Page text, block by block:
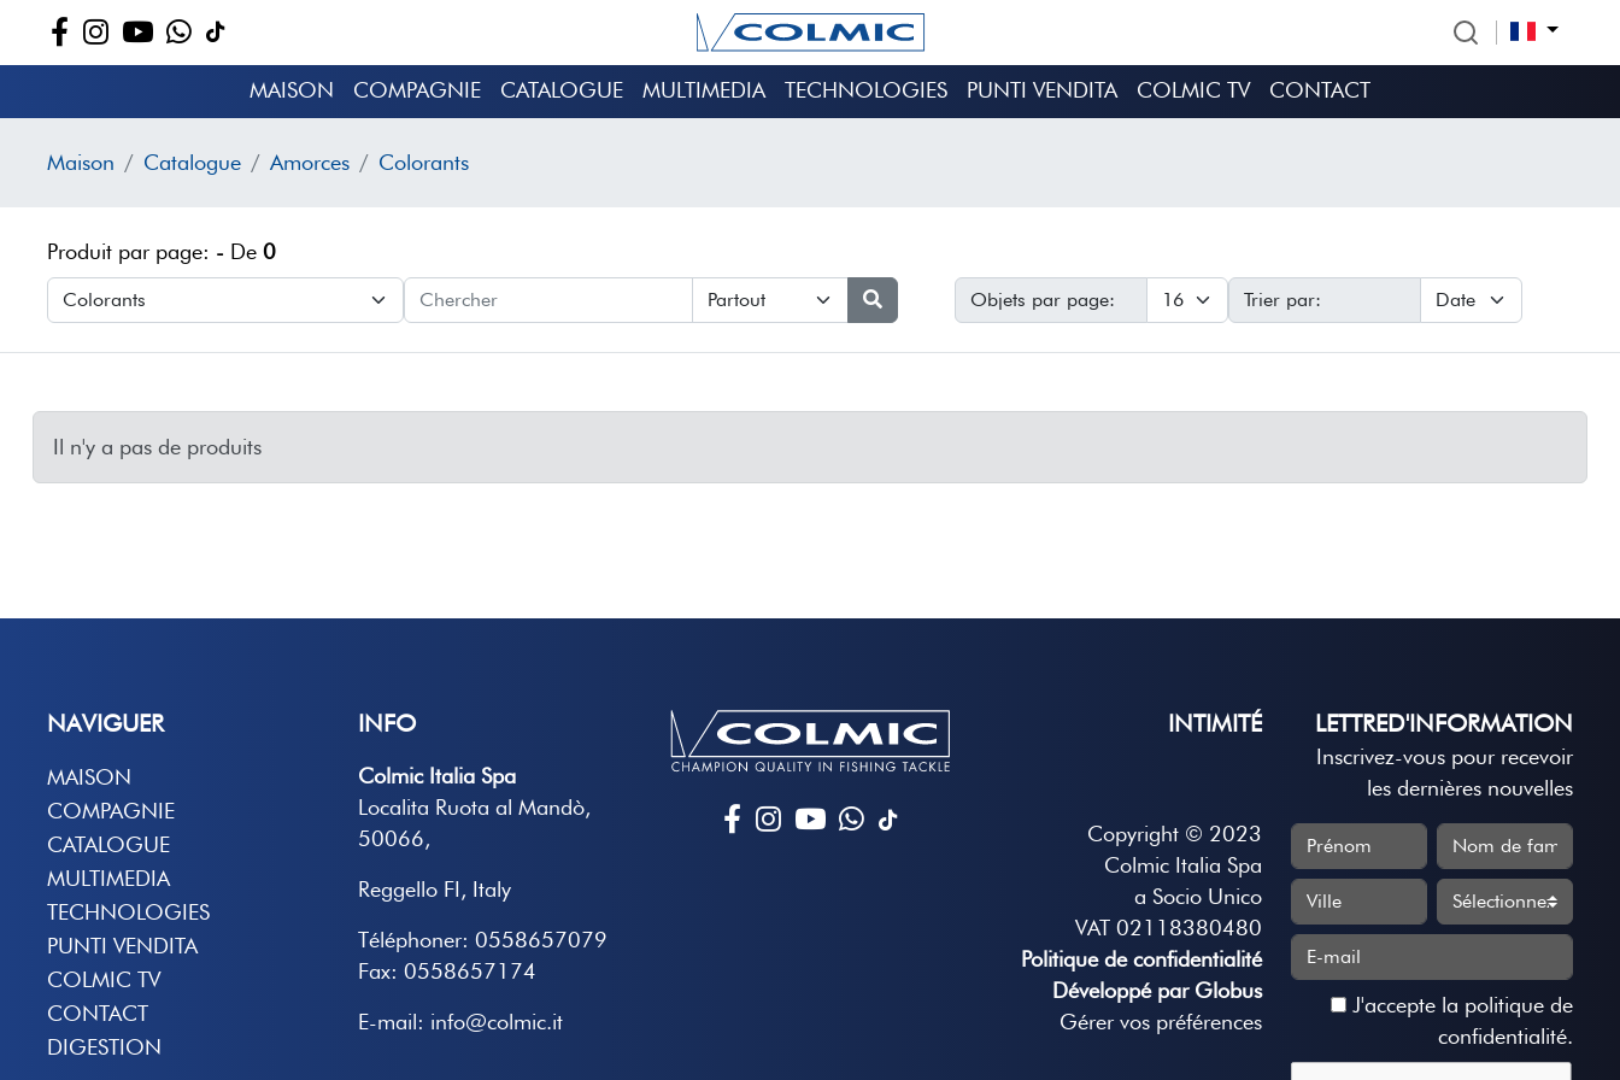
MAISON COMPAGNIE CATALOGUE MULTIMEDIA TECHNOLOGIES PUNTI VENDITA COLMIC TV CONTACT
Maison Catalogue Amorces Colorants
Produit par page: - De 0
Objets par page: Trier par:
Il n'y a pas de produits
NAVIGUER
MAISON
COMPAGNIE
CATALOGUE
MULTIMEDIA
TECHNOLOGIES
PUNTI VENDITA
COLMIC TV
CONTACT
DIGESTION
INFO
Colmic Italia Spa
Localita Ruota al Mandò,
50066,
Reggello FI, Italy
Téléphoner: 0558657079
Fax: 0558657174
E-mail: info@colmic.it
INTIMITÉ
Copyright © 2023
Colmic Italia Spa
a Socio Unico
VAT 02118380480
Politique de confidentialité
Développé par Globus
Gérer vos préférences
LETTRED'INFORMATION
Inscrivez-vous pour recevoir
les dernières nouvelles
J'accepte la politique de
confidentialité.